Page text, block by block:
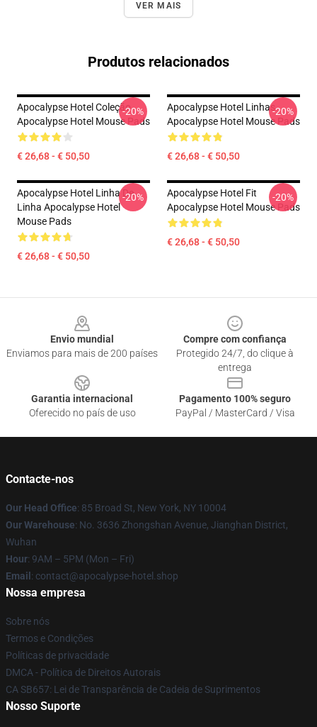
VER MAIS
Produtos relacionados
Apocalypse Hotel Coleção
Apocalypse Hotel Mouse Pads
€ 26,68 - € 50,50
-20%
Apocalypse Hotel Linhas
Apocalypse Hotel Mouse Pads
€ 26,68 - € 50,50
-20%
Apocalypse Hotel Linha De
Linha Apocalypse Hotel
Mouse Pads
€ 26,68 - € 50,50
-20%
Apocalypse Hotel Fit
Apocalypse Hotel Mouse Pads
€ 26,68 - € 50,50
-20%
Envio mundial
Enviamos para mais de 200 países
Compre com confiança
Protegido 24/7, do clique à
entrega
Garantia internacional
Oferecido no país de uso
Pagamento 100% seguro
PayPal / MasterCard / Visa
Contacte-nos
Our Head Office: 85 Broad St, New York, NY 10004
Our Warehouse: No. 3636 Zhongshan Avenue, Jianghan District,
Wuhan
Hour: 9AM – 5PM (Mon – Fri)
Email : contact@apocalypse-hotel.shop
Nossa empresa
Sobre nós
Termos e Condições
Políticas de privacidade
DMCA - Política de Direitos Autorais
CA SB657: Lei de Transparência de Cadeia de Suprimentos
Nosso Suporte